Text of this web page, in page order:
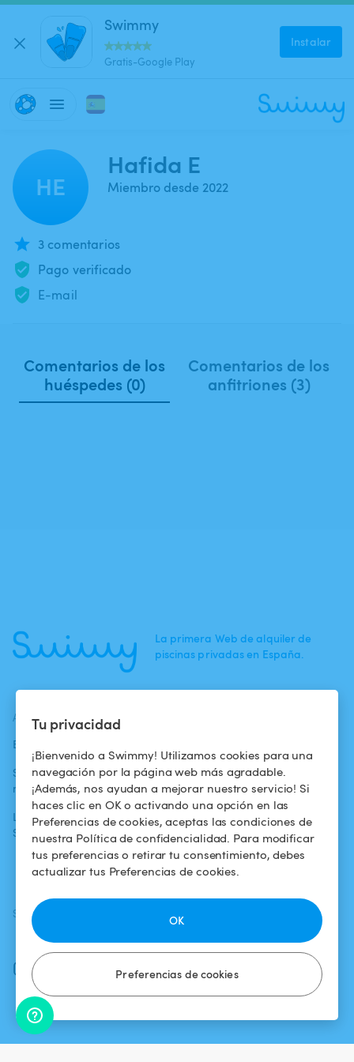
Tu privacidad
¡Bienvenido a Swimmy! Utilizamos cookies para una
navegación por la página web más agradable.
¡Además, nos ayudan a mejorar nuestro servicio! Si
haces clic en OK o activando una opción en las
Preferencias de cookies, aceptas las condiciones de
nuestra Política de confidencialidad. Para modificar
tus preferencias o retirar tu consentimiento, debes
actualizar tus Preferencias de cookies.
Preferencias de cookies
OK
Swimmy
Gratis-Google Play
Instalar
HE
Hafida E
Miembro desde 2022
3 comentarios
Pago verificado
E-mail
Comentarios de los
huéspedes (0)
Comentarios de los
anfitriones (3)
La primera Web de alquiler de
piscinas privadas en España.
ACTUALIDADES
Blog
Swimmy en los
medios
La aventura
Swimmy
Para los
propietarios
Alquilar mi
piscina
¿Cómo funciona?
Condiciones de
uso
Política de
confidencialidad
Aviso legal
SÍGUENOS
Facebook
Instagram